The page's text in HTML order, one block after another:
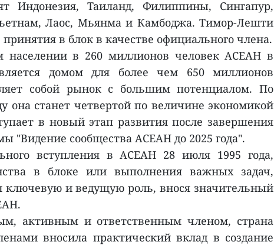
Индонезия, Таиланд, Филиппины, Сингапур,
Лаос, Мьянма и Камбоджа. Тимор-Лешти
принятия в блок в качестве официального члена.
населении в 260 миллионов человек АСЕАН в
домом для более чем 650 миллионов
собой рынок с большим потенциалом. По
она станет четвертой по величине экономикой
в новый этап развития после завершения
"Видение сообщества АСЕАН до 2025 года".
вступления в АСЕАН 28 июля 1995 года,
в блоке или выполнения важных задач,
ключевую и ведущую роль, внося значительный
активным и ответственным членом, страна
вносила практический вклад в создание